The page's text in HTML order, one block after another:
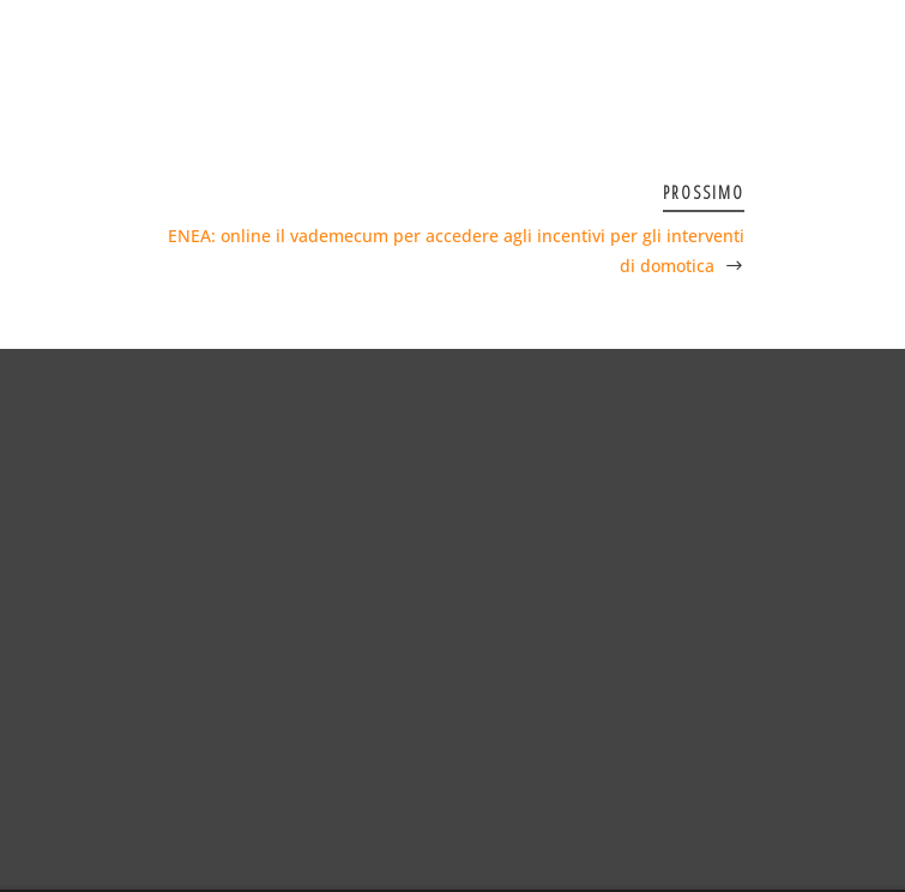
PROSSIMO
ENEA: online il vademecum per accedere agli incentivi per gli interventi
di domotica